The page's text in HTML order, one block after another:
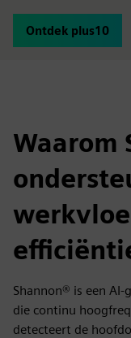
Ontdek plus10
Waarom
Shannon® is een
die continu
detecteert de